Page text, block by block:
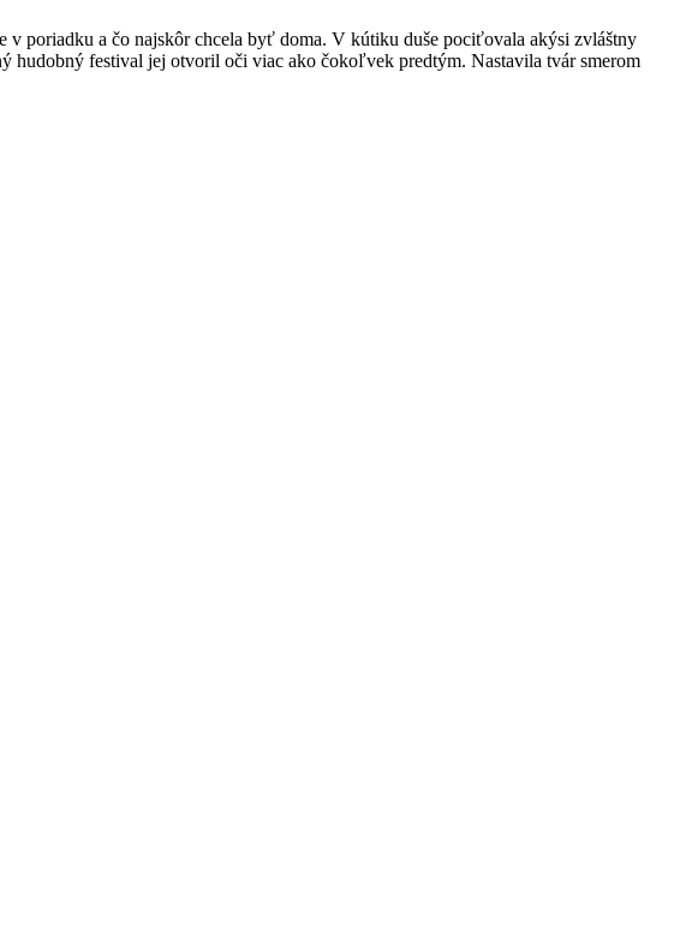
v poriadku a čo najskôr chcela byť doma. V kútiku duše pociťovala akýsi zvláštny
hudobný festival jej otvoril oči viac ako čokoľvek predtým. Nastavila tvár smerom